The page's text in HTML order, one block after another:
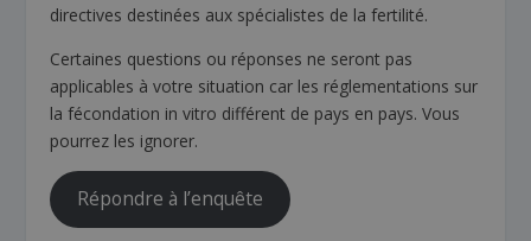
directives destinées aux spécialistes de la fertilité.
Certaines questions ou réponses ne seront pas
applicables à votre situation car les réglementations sur
la fécondation in vitro différent de pays en pays. Vous
pourrez les ignorer.
Répondre à l’enquête